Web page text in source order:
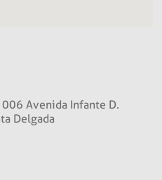
Avenida Infante D.
Delgada